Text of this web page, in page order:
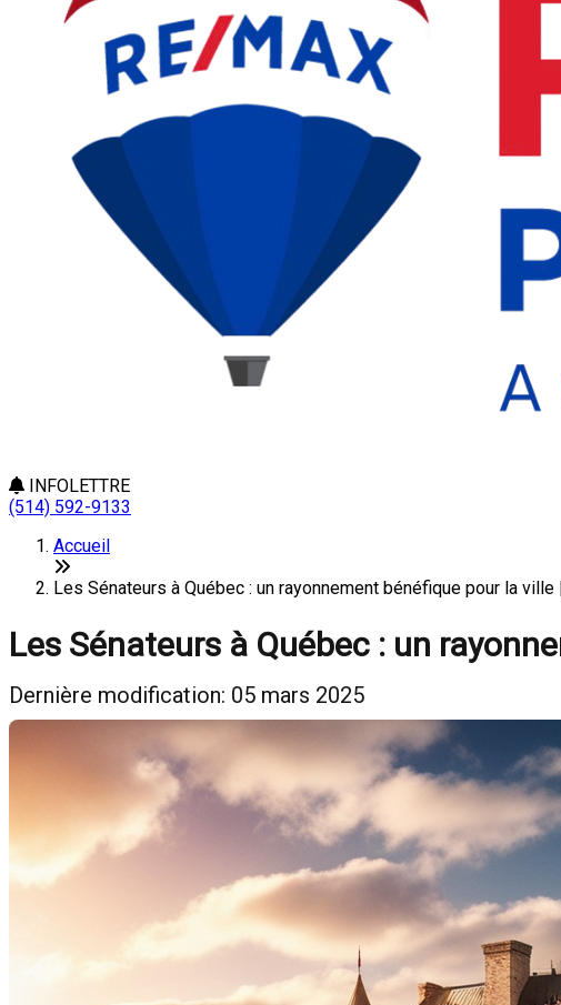
INFOLETTRE
(514) 592-9133
Accueil
Les Sénateurs à Québec : un rayonnement bénéfique pour la
Les Sénateurs à Québec : un
Dernière modification: 05 mars 2025